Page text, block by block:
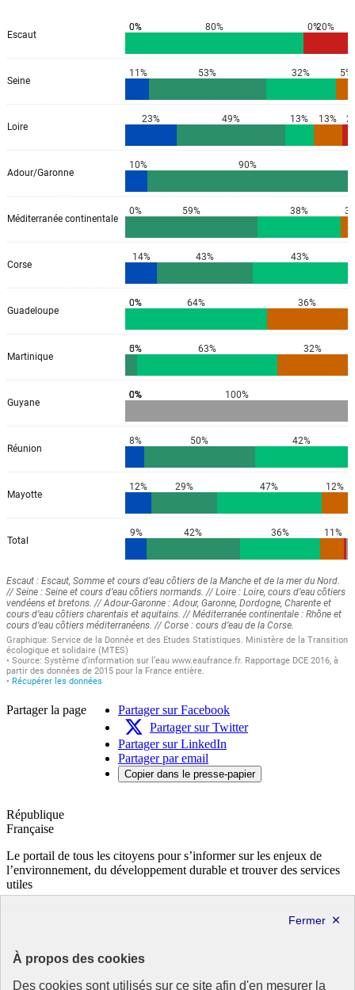
À propos des cookies
Des cookies sont utilisés sur ce site afin d'en mesurer la
Partager la page
Partager sur Facebook
Partager sur Twitter
Partager sur LinkedIn
Partager par email
Copier dans le presse-papier
République
Française
Le portail de tous les citoyens pour s’informer sur les enjeux de
l’environnement, du développement durable et trouver des services
utiles
data.gouv.fr- ouvre une nouvelle fenêtre